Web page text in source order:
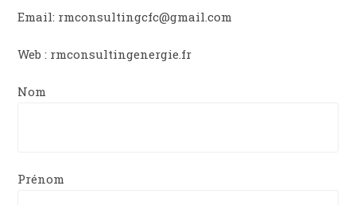
Email: rmconsultingcfc@gmail.com
Web : rmconsultingenergie.fr
Nom
Prénom